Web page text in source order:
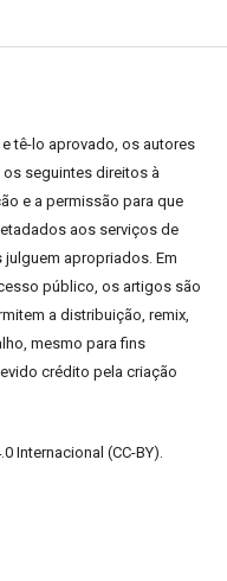
tê-lo aprovado, os autores
seguintes direitos à
e a permissão para que
aos serviços de
apropriados. Em
público, os artigos são
a distribuição, remix,
mesmo para fins
crédito pela criação
Internacional (CC-BY).